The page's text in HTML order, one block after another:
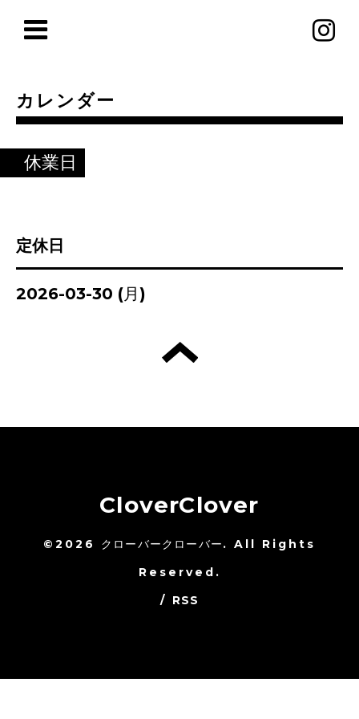
カレンダー
休業日
定休日
2026-03-30 (月)
CloverClover
©2026 クローバークローバー. All Rights
Reserved.
/ RSS